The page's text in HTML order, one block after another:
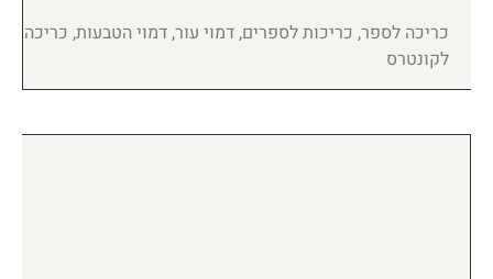
כריכה לספר, כריכות לספרים, דמוי עור, דמוי הטבעות, כריכה
לקונטרס